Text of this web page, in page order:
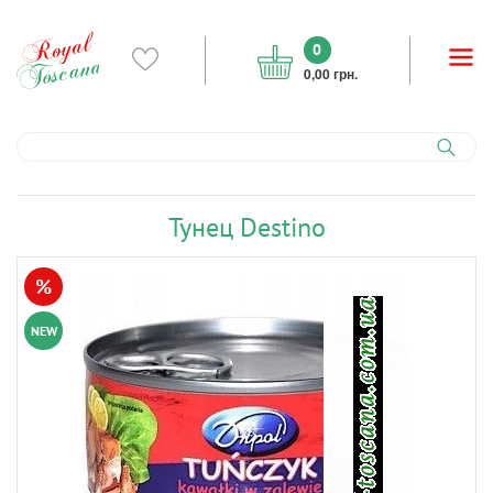
0
0,00 грн.
Тунец Destino
NEW
%